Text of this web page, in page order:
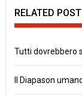
RELATED POST
Tutti dovrebbero
Il Diapason